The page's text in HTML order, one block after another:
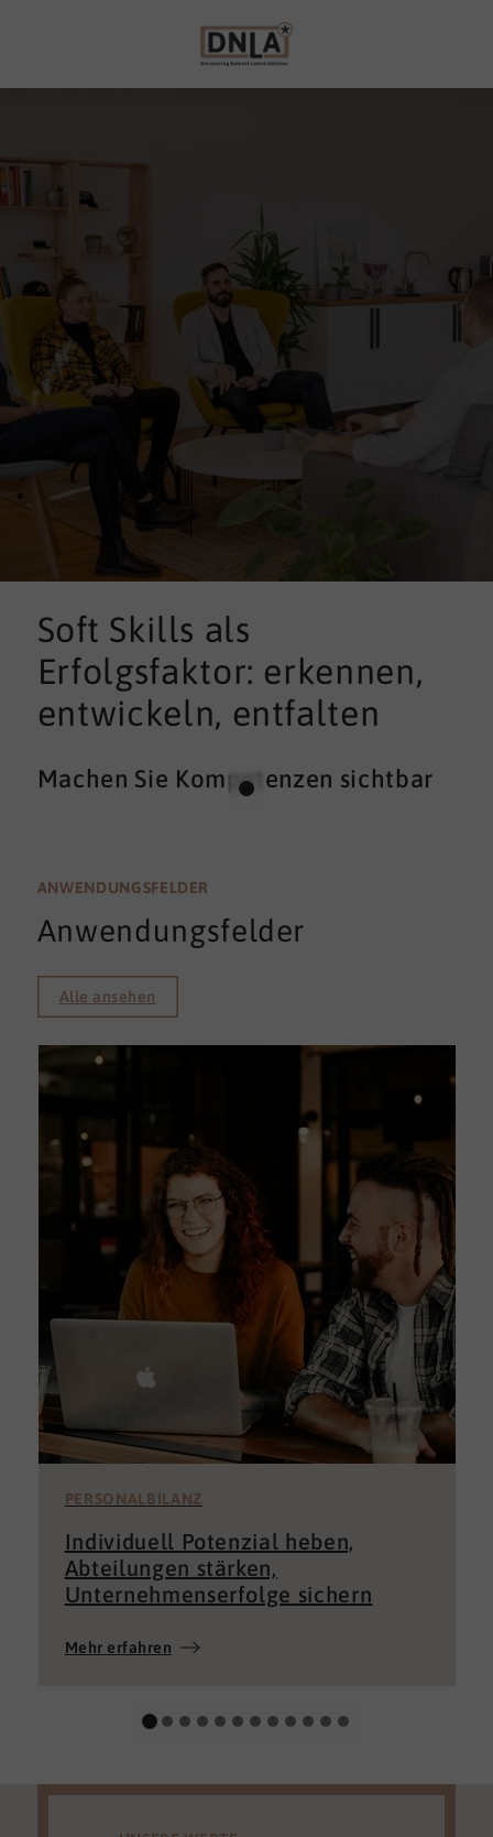
Soft Skills als
Erfolgsfaktor: erkennen,
entwickeln, entfalten
Machen Sie Kompetenzen sichtbar
ANWENDUNGSFELDER
Anwendungsfelder
Alle ansehen
PERSONALBILANZ
Individuell Potenzial heben,
Abteilungen stärken,
Unternehmenserfolge sichern
Mehr erfahren